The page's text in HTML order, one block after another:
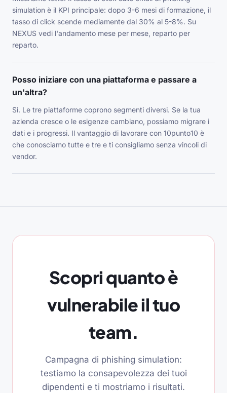
simulation è il KPI principale: dopo 3-6 mesi di formazione, il
tasso di click scende mediamente dal 30% al 5-8%. Su
NEXUS vedi l'andamento mese per mese, reparto per
reparto.
Posso iniziare con una piattaforma e passare a
un'altra?
Sì. Le tre piattaforme coprono segmenti diversi. Se la tua
azienda cresce o le esigenze cambiano, possiamo migrare i
dati e i progressi. Il vantaggio di lavorare con 10punto10 è
che conosciamo tutte e tre e ti consigliamo senza vincoli di
vendor.
Scopri quanto è
vulnerabile il tuo
team.
Campagna di phishing simulation:
testiamo la consapevolezza dei tuoi
dipendenti e ti mostriamo i risultati.